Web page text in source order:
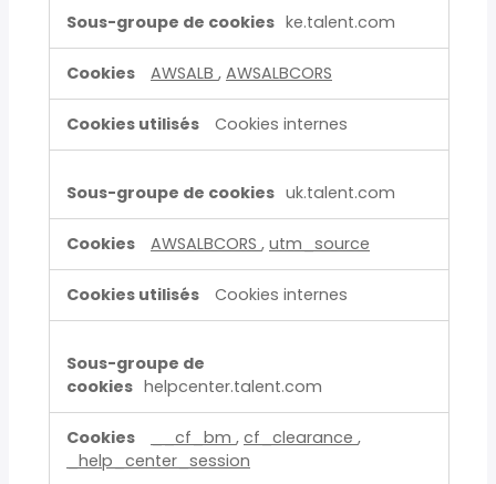
ke.talent.com
AWSALB , AWSALBCORS
Cookies internes
uk.talent.com
AWSALBCORS , utm_source
Cookies internes
helpcenter.talent.com
__cf_bm , cf_clearance ,
_help_center_session